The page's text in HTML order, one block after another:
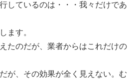
しているのは・・・我々だけであ
ます。
たのだが、業者からはこれだけの
が、その効果が全く見えない。む